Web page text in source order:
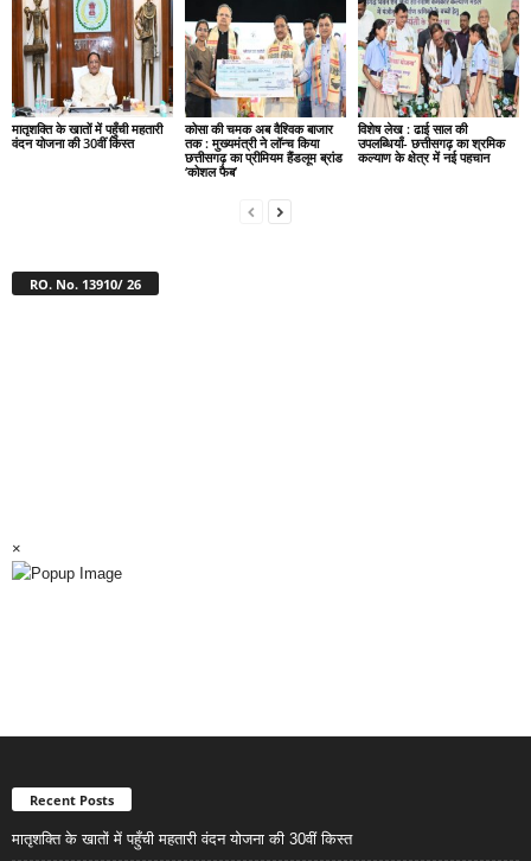
मातृशक्ति के खातों में पहुँची महतारी
वंदन योजना की 30वीं किस्त
कोसा की चमक अब वैश्विक बाजार
तक : मुख्यमंत्री ने लॉन्च किया
छत्तीसगढ़ का प्रीमियम हैंडलूम ब्रांड
‘कोशल फैब’
विशेष लेख : ढाई साल की
उपलब्धियाँ- छत्तीसगढ़ का श्रमिक
कल्याण के क्षेत्र में नई पहचान
RO. No. 13910/ 26
×
Recent Posts
मातृशक्ति के खातों में पहुँची महतारी वंदन योजना की 30वीं किस्त